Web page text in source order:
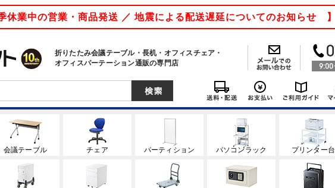
業中の営業・商品発送 ／ 地震による配送遅延についてのお知らせ 】
折りたたみ会議テーブル・長机・オフィスチェア・
オフィスパーテーション通販の専門店
会議テーブル チェア パーティション パソコンラック プリンター台